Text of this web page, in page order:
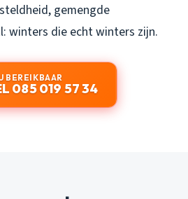
gemengde
winters die echt winters zijn.
BEREIKBAAR
085 019 57 34